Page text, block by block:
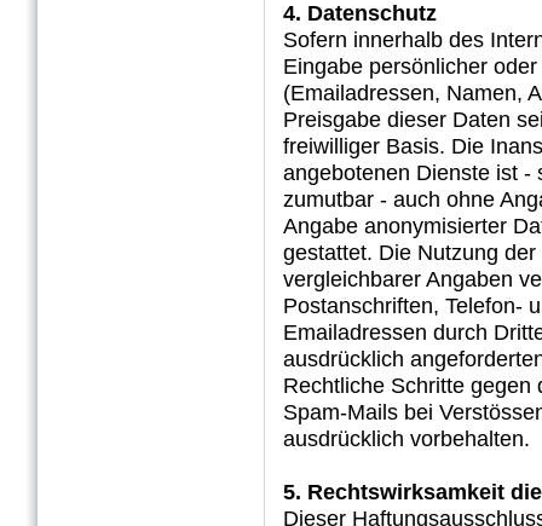
4. Datenschutz
Sofern innerhalb des
Eingabe persönlicher
(Emailadressen, Namen,
Preisgabe dieser Daten
freiwilliger Basis. Die
angebotenen Dienste ist -
zumutbar - auch ohne
Angabe anonymisierter
gestattet. Die Nutzung
vergleichbarer Angaben
Postanschriften, Telefon-
Emailadressen durch
ausdrücklich
Rechtliche Schritte gegen
Spam-Mails bei
ausdrücklich vorbehalten.
5. Rechtswirksamkeit
Dieser